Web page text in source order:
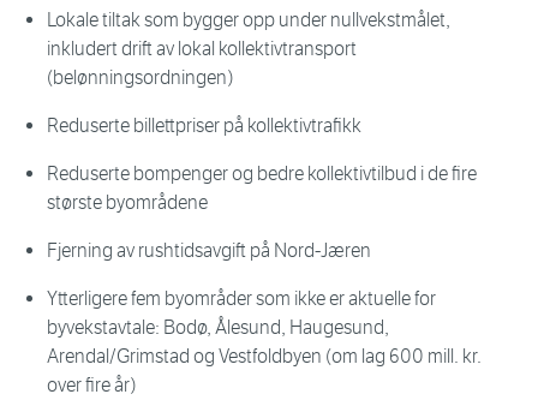
Lokale tiltak som bygger opp under nullvekstmålet,
inkludert drift av lokal kollektivtransport
(belønningsordningen)
Reduserte billettpriser på kollektivtrafikk
Reduserte bompenger og bedre kollektivtilbud i de fire
største byområdene
Fjerning av rushtidsavgift på Nord-Jæren
Ytterligere fem byområder som ikke er aktuelle for
byvekstavtale: Bodø, Ålesund, Haugesund,
Arendal/Grimstad og Vestfoldbyen (om lag 600 mill. kr.
over fire år)